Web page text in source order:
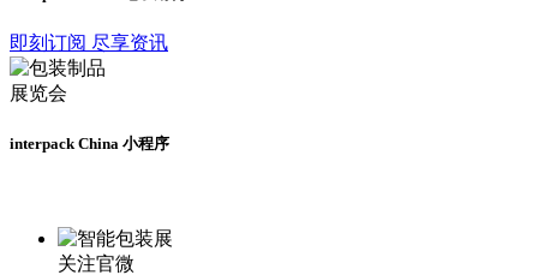
即刻订阅 尽享资讯
interpack China 小程序
关注官微